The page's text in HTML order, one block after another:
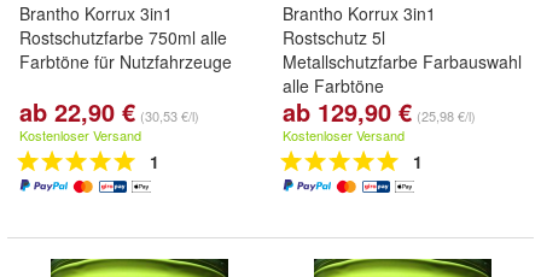
Brantho Korrux 3in1
Rostschutzfarbe 750ml alle
Farbtöne für Nutzfahrzeuge
ab 22,90 € (30,53 €/l)
Kostenloser Versand
1
Brantho Korrux 3in1
Rostschutz 5l
Metallschutzfarbe Farbauswahl
alle Farbtöne
ab 129,90 € (25,98 €/l)
Kostenloser Versand
1